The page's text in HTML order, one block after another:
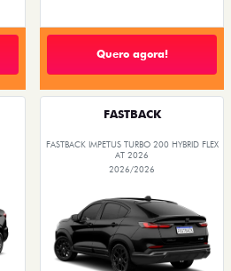
Quero agora!
FASTBACK
FASTBACK IMPETUS TURBO 200 HYBRID FLEX
AT 2026
2026/2026